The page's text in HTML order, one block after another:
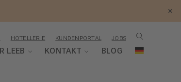
×
HOTELLERIE KUNDENPORTAL JOBS
LEEB KONTAKT BLOG